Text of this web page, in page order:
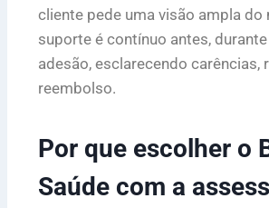
cliente pede uma visão ampla do
suporte é contínuo antes,
adesão, esclarecendo carências,
reembolso.
Por que escolher o
Saúde com a